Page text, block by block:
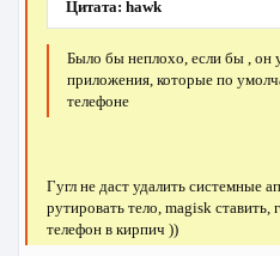
Цитата: hawk
Было бы неплохо, если бы , он
приложения, которые по
телефоне
Гугл не даст удалить системные
рутировать тело, magisk
телефон в кирпич ))